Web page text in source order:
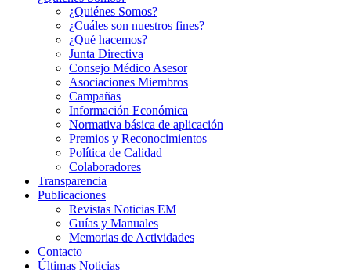
¿Quiénes Somos?
¿Cuáles son nuestros fines?
¿Qué hacemos?
Junta Directiva
Consejo Médico Asesor
Asociaciones Miembros
Campañas
Información Económica
Normativa básica de aplicación
Premios y Reconocimientos
Política de Calidad
Colaboradores
Transparencia
Publicaciones
Revistas Noticias EM
Guías y Manuales
Memorias de Actividades
Contacto
Últimas Noticias